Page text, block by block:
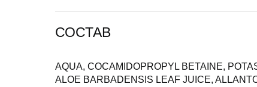
СОСТАВ
AQUA, COCAMIDOPROPYL BETAINE,
ALOE BARBADENSIS LEAF JUICE,